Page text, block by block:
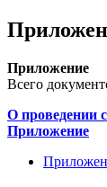
Приложение
Всего
О проведении
Приложение